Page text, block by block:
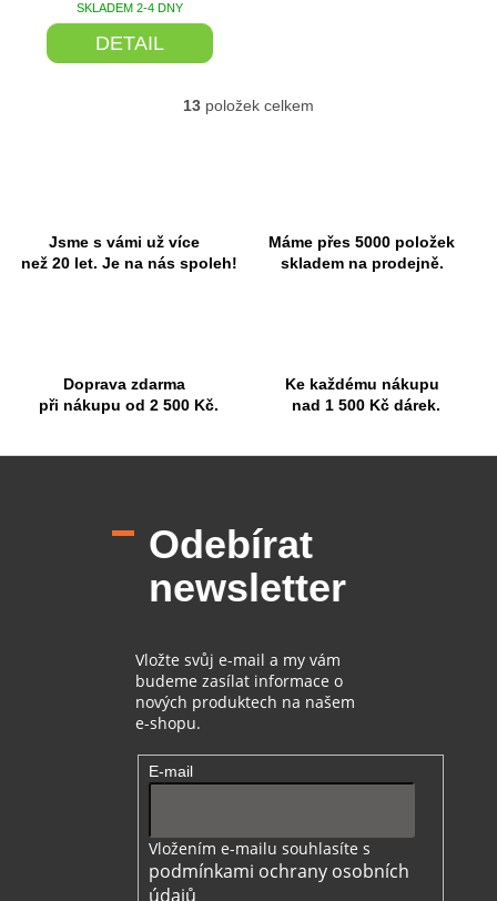
SKLADEM 2-4 DNY
DETAIL
O
i
13 položek celkem
Jsme s vámi už více
než 20 let. Je na nás spoleh!
Máme přes 5000 položek
skladem na prodejně.
Doprava zdarma
při nákupu od 2 500 Kč.
Ke každému nákupu
nad 1 500 Kč dárek.
Odebírat
newsletter
Vložte svůj e-mail a my vám
budeme zasílat informace o
nových produktech na našem
e-shopu.
E-mail
Vložením e-mailu souhlasíte s
podmínkami ochrany osobních
údajů